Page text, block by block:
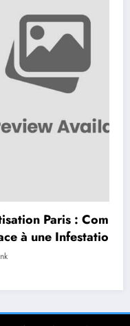
: Comment Agir
Infestation de